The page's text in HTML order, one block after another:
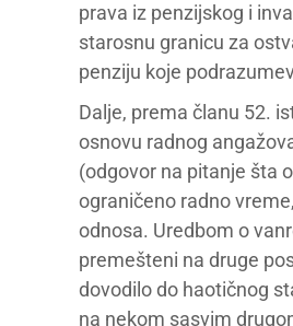
prava iz penzijskog i
starosnu granicu za
penziju koje
Dalje, prema članu 52.
osnovu radnog
(odgovor na pitanje šta
ograničeno radno
odnosa. Uredbom o
premešteni na druge
dovodilo do haotičnog
na nekom sasvim